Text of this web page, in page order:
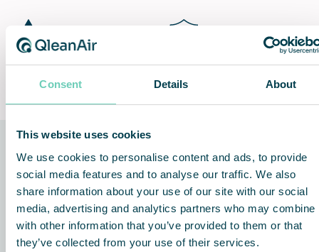
Consent Details About
This website uses cookies
We use cookies to personalise content and ads, to provide
social media features and to analyse our traffic. We also
share information about your use of our site with our social
media, advertising and analytics partners who may combine
with other information that you’ve provided to them or that
they’ve collected from your use of their services.
Guarantee
Teknologien bag løsningen